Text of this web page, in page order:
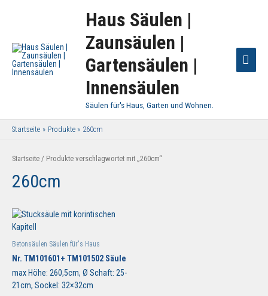
Haus Säulen |
Zaunsäulen |
Gartensäulen |
Innensäulen
Säulen für's Haus, Garten und Wohnen.
Startseite Produkte 260cm
Startseite / Produkte verschlagwortet mit „260cm“
260cm
Betonsäulen Säulen für's Haus
Nr. TM101601+ TM101502 Säule
max Höhe: 260,5cm, Ø Schaft: 25-
21cm, Sockel: 32×32cm